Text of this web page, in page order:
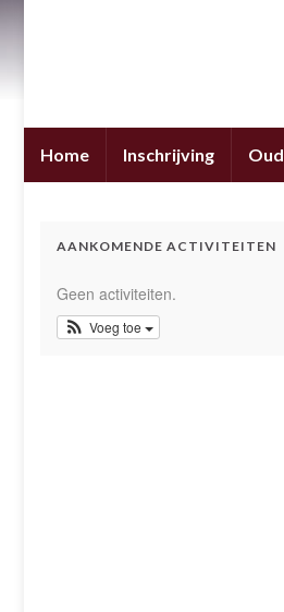
Home Inschrijving
AANKOMENDE ACTIVITEITEN
Geen activiteiten.
Voeg toe